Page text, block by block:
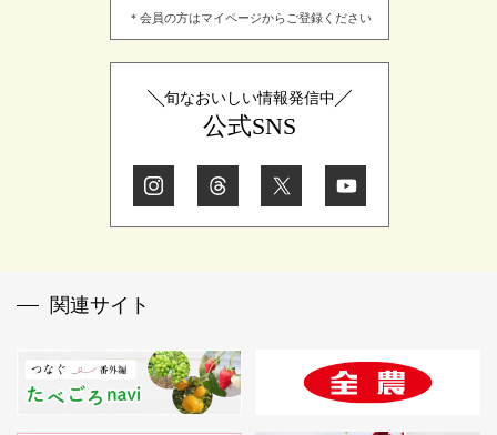
＊会員の方はマイページからご登録ください
旬なおいしい情報発信中
公式SNS
関連サイト